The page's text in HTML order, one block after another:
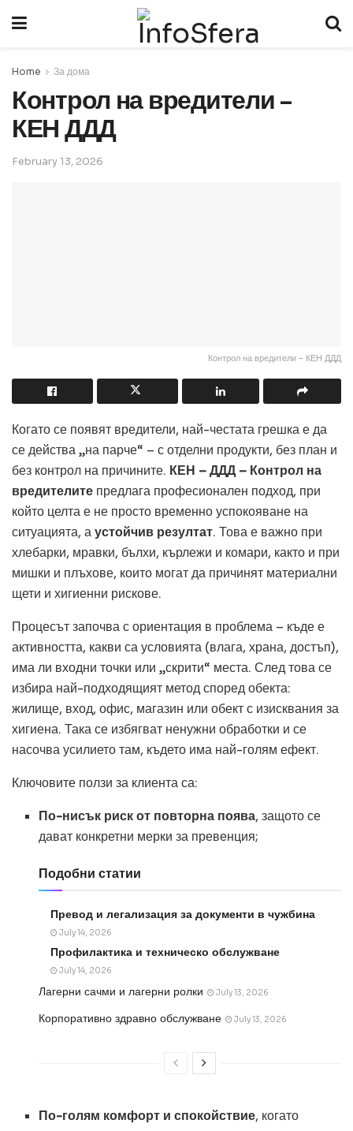
Home За дома
Контрол на вредители –
КЕН ДДД
February 13, 2026
Контрол на вредители – КЕН ДДД
Когато се появят вредители, най-честата грешка е да
се действа „на парче“ – с отделни продукти, без план и
без контрол на причините. КЕН – ДДД – Контрол на
вредителите предлага професионален подход, при
който целта е не просто временно успокояване на
ситуацията, аустойчив резултат. Това е важно при
хлебарки, мравки, бълхи, кърлежи и комари, както и при
мишки и плъхове, които могат да причинят материални
щети и хигиенни рискове.
Процесът започва с ориентация в проблема – къде е
активността, какви са условията (влага, храна, достъп),
има ли входни точки или „скрити“ места. След това се
избира най-подходящият метод според обекта:
жилище, вход, офис, магазин или обект с изисквания за
хигиена. Така се избягват ненужни обработки и се
насочва усилието там, където има най-голям ефект.
Ключовите ползи за клиента са:
По-нисък риск от повторна поява, защото се
дават конкретни мерки за превенция;
Подобни статии
Превод и легализация за документи в чужбина
July 14, 2026
Профилактика и техническо обслужване
July 14, 2026
Лагерни сачми и лагерни ролки July 13, 2026
Корпоративно здравно обслужване July 13, 2026
По-голям комфорт и спокойствие, когато